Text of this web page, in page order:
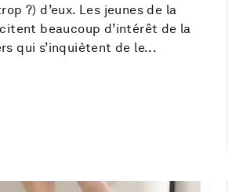
?) d’eux. Les jeunes de la
beaucoup d’intérêt de la
qui s’inquiètent de le...